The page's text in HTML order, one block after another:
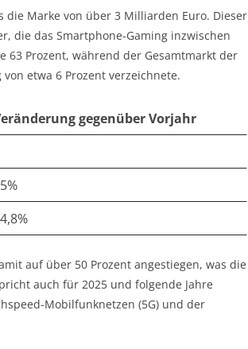
die Marke von über 3 Milliarden Euro. Dieser
die das Smartphone-Gaming inzwischen
63 Prozent, während der Gesamtmarkt der
etwa 6 Prozent verzeichnete.
gegenüber Vorjahr
auf über 50 Prozent angestiegen, was die
auch für 2025 und folgende Jahre
Mobilfunknetzen (5G) und der